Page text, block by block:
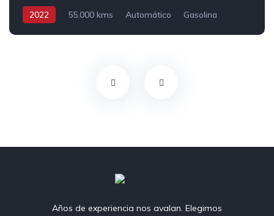
2022 55.000 kms Automático
Gasolina
Años de experiencia nos avalan. Elegimos